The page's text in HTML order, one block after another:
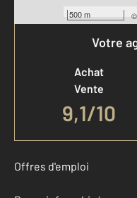
500 m ©
Votre
Achat
Vente
9,1/10
Offres d'emploi